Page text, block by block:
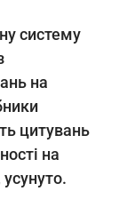
систему
на
цитувань
на